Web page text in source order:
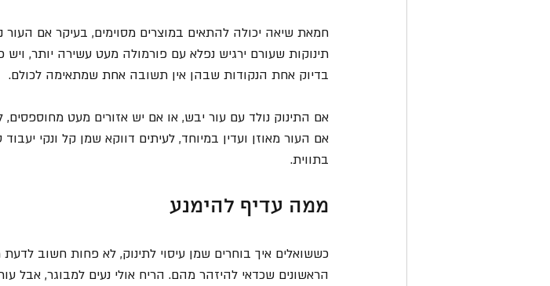
חמאת שיאה יכולה להתאים במוצרים מסוימים, בעיקר אם העור
תינוקות שעורם ירגיש נפלא עם פורמולה מעט עשירה יותר, ויש
בדיוק אחת הנקודות שבהן אין תשובה אחת שמתאימה לכולם.
אם התינוק נולד עם עור יבש, או אם יש אזורים מעט
אם העור מאוזן ועדין במיוחד, לעיתים דווקא שמן קל ונקי
בתווית.
ממה עדיף להימנע
כששואלים איך בוחרים שמן עיסוי לתינוק, לא פחות חשוב
הראשונים שכדאי להיזהר מהם. הריח אולי נעים למבוגר, אבל